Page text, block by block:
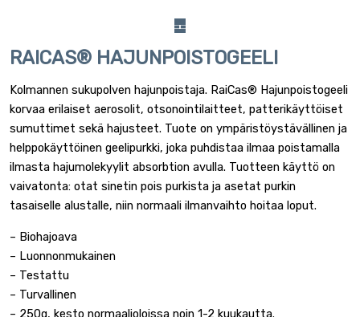
RAICAS® HAJUNPOISTOGEELI
Kolmannen sukupolven hajunpoistaja. RaiCas® Hajunpoistogeeli
korvaa erilaiset aerosolit, otsonointilaitteet, patterikäyttöiset
sumuttimet sekä hajusteet. Tuote on ympäristöystävällinen ja
helppokäyttöinen geelipurkki, joka puhdistaa ilmaa poistamalla
ilmasta hajumolekyylit absorbtion avulla. Tuotteen käyttö on
vaivatonta: otat sinetin pois purkista ja asetat purkin
tasaiselle alustalle, niin normaali ilmanvaihto hoitaa loput.
– Biohajoava
– Luonnonmukainen
– Testattu
– Turvallinen
– 250g, kesto normaalioloissa noin 1-2 kuukautta.